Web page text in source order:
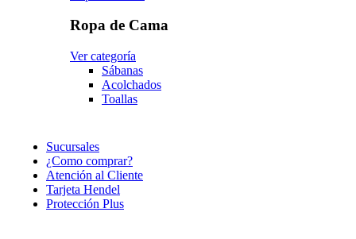
Ropa de Cama
Ver categoría
Sábanas
Acolchados
Toallas
Sucursales
¿Como comprar?
Atención al Cliente
Tarjeta Hendel
Protección Plus